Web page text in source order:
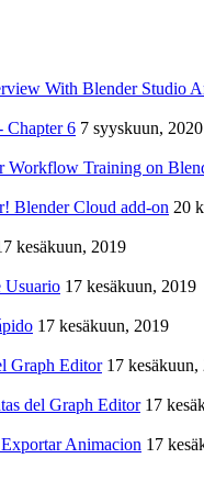
With Blender Studio
Chapter 6 7 syyskuun, 2020
Workflow Training on
Blender Cloud add-on 20
kesäkuun, 2019
Usuario 17 kesäkuun, 2019
17 kesäkuun, 2019
Graph Editor 17 kesäkuun,
del Graph Editor 17
Animacion 17